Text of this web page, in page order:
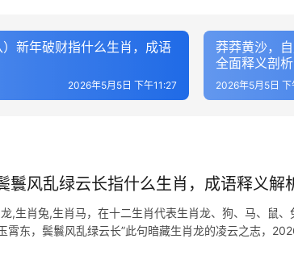
新年破财指什么生肖，成语
2026年5月5日 下午11:27
莽莽黄沙，
全面释义剖析
2026年5月5日 下
鬟风乱绿云长指什么生肖，成语释义解
,生肖兔,生肖马，在十二生肖代表生肖龙、狗、马、鼠
霄东，鬓鬟风乱绿云长”此句暗藏生肖龙的凌云之志，